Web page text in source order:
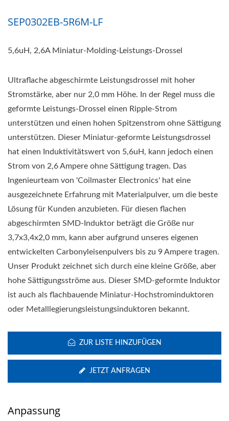
SEP0302EB-5R6M-LF
5,6uH, 2,6A Miniatur-Molding-Leistungs-Drossel
Ultraflache abgeschirmte Leistungsdrossel mit hoher
Stromstärke, aber nur 2,0 mm Höhe. In der Regel muss die
geformte Leistungs-Drossel einen Ripple-Strom
unterstützen und einen hohen Spitzenstrom ohne Sättigung
unterstützen. Dieser Miniatur-geformte Leistungsdrossel
hat einen Induktivitätswert von 5,6uH, kann jedoch einen
Strom von 2,6 Ampere ohne Sättigung tragen. Das
Ingenieurteam von 'Coilmaster Electronics' hat eine
ausgezeichnete Erfahrung mit Materialpulver, um die beste
Lösung für Kunden anzubieten. Für diesen flachen
abgeschirmten SMD-Induktor beträgt die Größe nur
3,7x3,4x2,0 mm, kann aber aufgrund unseres eigenen
entwickelten Carbonyleisenpulvers bis zu 9 Ampere tragen.
Unser Produkt zeichnet sich durch eine kleine Größe, aber
hohe Sättigungsströme aus. Dieser SMD-geformte Induktor
ist auch als flachbauende Miniatur-Hochstrominduktoren
oder Metalllegierungsleistungsinduktoren bekannt.
ZUR LISTE HINZUFÜGEN
JETZT ANFRAGEN
Anpassung